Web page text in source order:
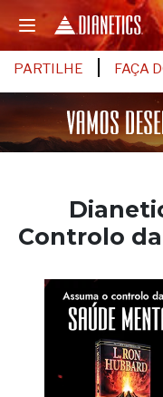
PARTILHE FAÇA
Controlo